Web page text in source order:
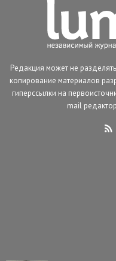
Редакция может не
копирование материалов
гиперссылки на
mail